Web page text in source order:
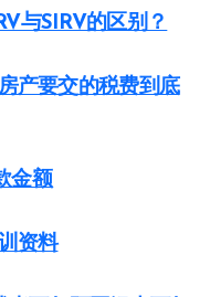
与SIRV的区别？
产要交的税费到底
金额
资料